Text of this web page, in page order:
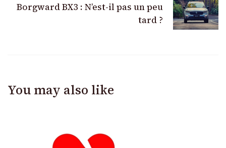
Borgward BX3 : N’est-il pas un peu
tard ?
You may also like